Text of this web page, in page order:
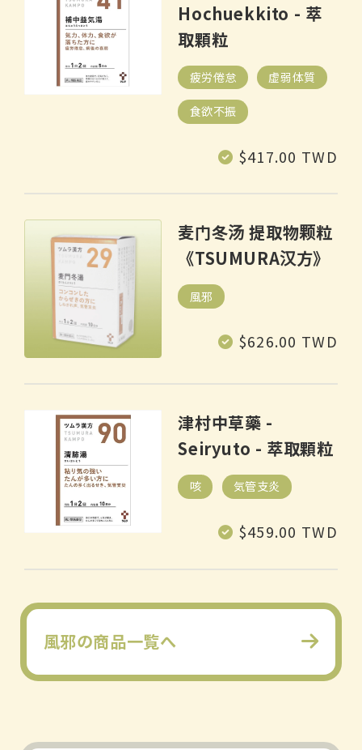
Hochuekkito - 萃
取顆粒
疲労倦怠 虚弱体質
食欲不振
常 $417.00 TWD
麦门冬汤 提取物颗粒
《TSUMURA汉方》
風邪
常 $626.00 TWD
津村中草藥 -
Seiryuto - 萃取顆粒
咳 気管支炎
常 $459.00 TWD
風邪の商品一覧へ